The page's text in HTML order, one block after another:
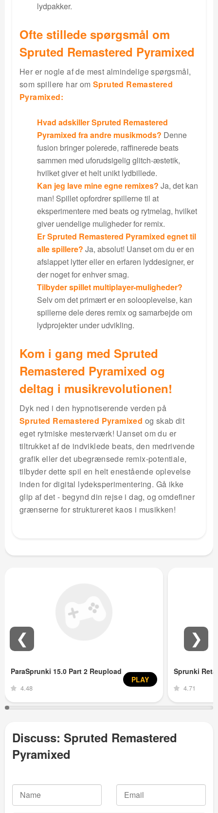
lydpakker.
Ofte stillede spørgsmål om
Spruted Remastered Pyramixed
Her er nogle af de mest almindelige spørgsmål,
som spillere har om Spruted Remastered
Pyramixed:
Hvad adskiller Spruted Remastered
Pyramixed fra andre musikmods? Denne
fusion bringer polerede, raffinerede beats
sammen med uforudsigelig glitch-æstetik,
hvilket giver et helt unikt lydbillede.
Kan jeg lave mine egne remixes? Ja, det kan
man! Spillet opfordrer spillerne til at
eksperimentere med beats og rytmelag, hvilket
giver uendelige muligheder for remix.
Er Spruted Remastered Pyramixed egnet til
alle spillere? Ja, absolut! Uanset om du er en
afslappet lytter eller en erfaren lyddesigner, er
der noget for enhver smag.
Tilbyder spillet multiplayer-muligheder?
Selv om det primært er en solooplevelse, kan
spillerne dele deres remix og samarbejde om
lydprojekter under udvikling.
Kom i gang med Spruted
Remastered Pyramixed og
deltag i musikrevolutionen!
Dyk ned i den hypnotiserende verden på
Spruted Remastered Pyramixed og skab dit
eget rytmiske mesterværk! Uanset om du er
tiltrukket af de indviklede beats, den medrivende
grafik eller det ubegrænsede remix-potentiale,
tilbyder dette spil en helt enestående oplevelse
inden for digital lydeksperimentering. Gå ikke
glip af det - begynd din rejse i dag, og omdefiner
grænserne for struktureret kaos i musikken!
ParaSprunki 15.0 Part 2 Reupload
4.48
PLAY
Sprunki
4.71
❮ ❯
Discuss: Spruted Remastered
Pyramixed